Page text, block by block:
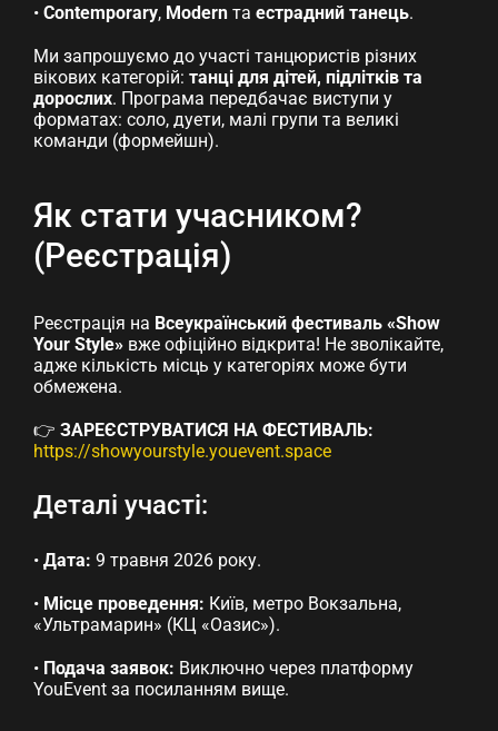
• Contemporary, Modernта естрадний танець.
Ми запрошуємо до участі танцюристів різних
вікових категорій: танці для дітей, підлітків та
дорослих. Програма передбачає виступи у
форматах: соло, дуети, малі групи та великі
команди (формейшн).
Як стати учасником?
(Реєстрація)
Реєстрація на Всеукраїнський фестиваль «Show
Your Style»вже офіційно відкрита! Не зволікайте,
адже кількість місць у категоріях може бути
обмежена.
👉 ЗАРЕЄСТРУВАТИСЯ НА ФЕСТИВАЛЬ:
https://showyourstyle.youevent.space
Деталі участі:
• Дата: 9 травня 2026 року.
• Місце проведення: Київ, метро Вокзальна,
«Ультрамарин» (КЦ «Оазис»).
• Подача заявок: Виключно через платформу
YouEvent за посиланням вище.